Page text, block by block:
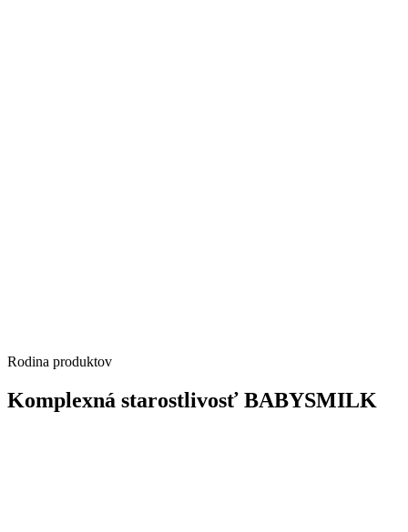
Rodina produktov
Komplexná starostlivosť BABYSMILK